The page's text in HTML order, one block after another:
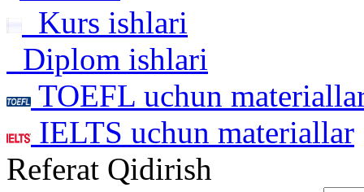
Kurs ishlari
Diplom ishlari
TOEFL uchun
IELTS uchun materiallar
Referat Qidirish